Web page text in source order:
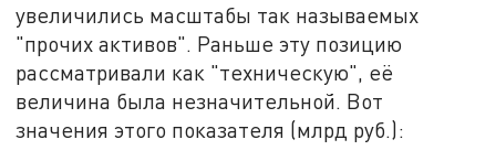
увеличились масштабы так называемых
"прочих активов". Раньше эту позицию
рассматривали как "техническую", её
величина была незначительной. Вот
значения этого показателя (млрд руб.):